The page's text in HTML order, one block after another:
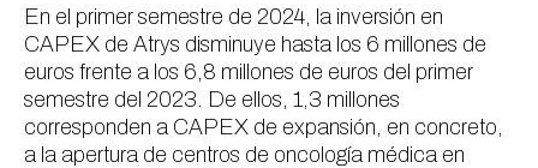
En el primer semestre de 2024, la inversión en
CAPEX de Atrys disminuye hasta los 6 millones de
euros frente a los 6,8 millones de euros del primer
semestre del 2023. De ellos, 1,3 millones
corresponden a CAPEX de expansión, en concreto,
a la apertura de centros de oncología médica en